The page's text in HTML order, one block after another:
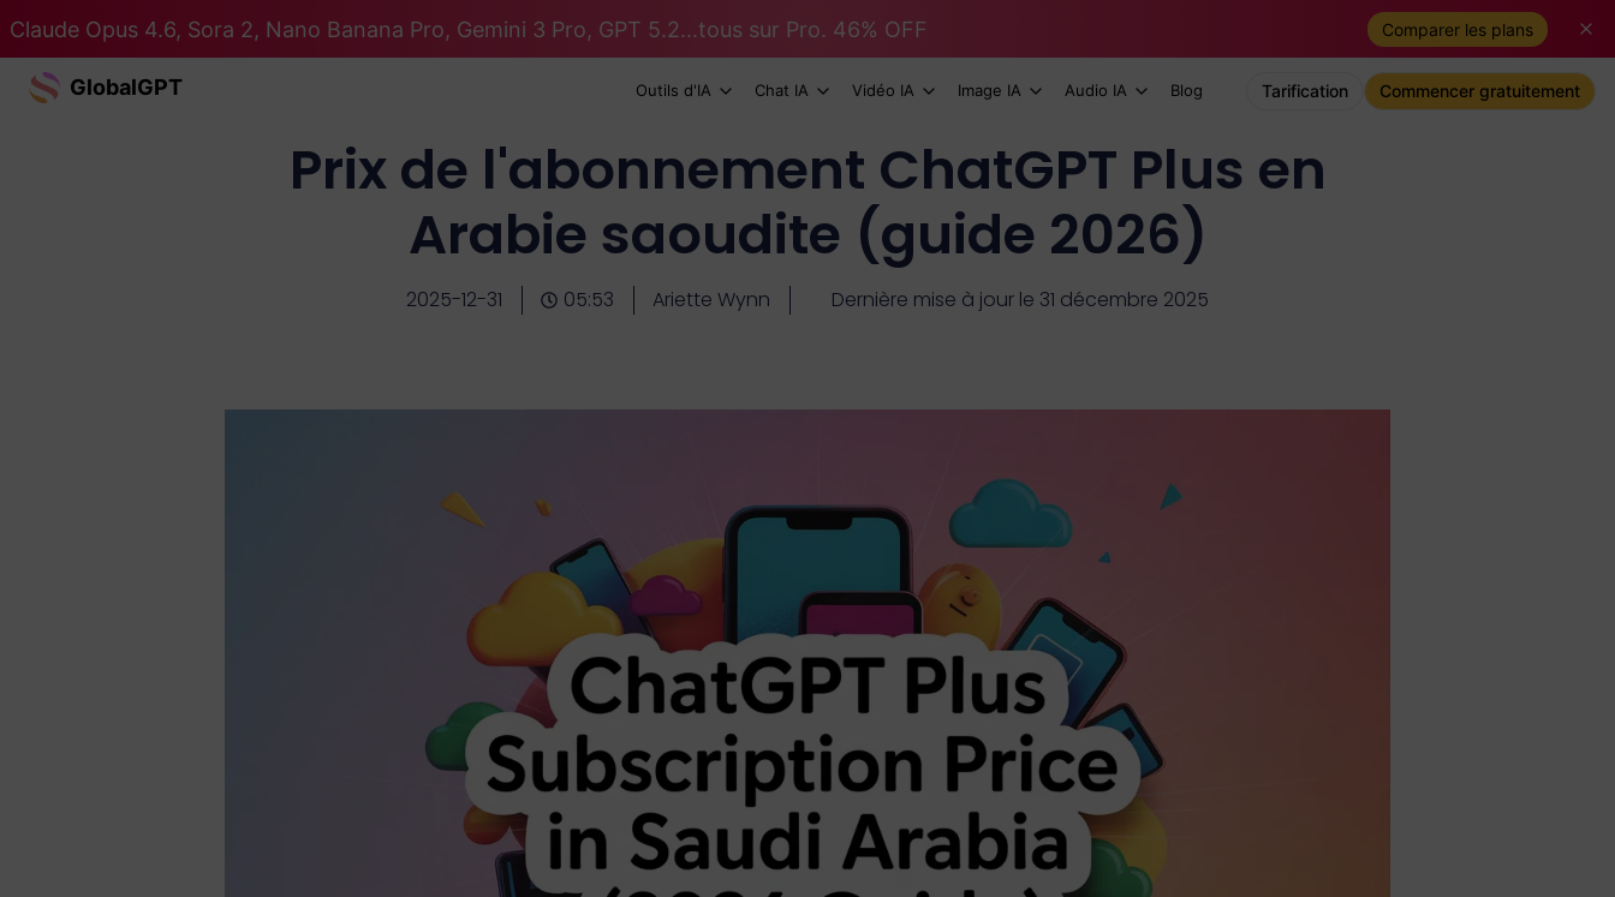
Claude Opus 4.6, Sora 2, Nano Banana Pro, Gemini 3 Pro, GPT 5.2...tous sur Pro. 46% OFF Comparer les plans
GlobalGPT Outils d'IA Chat IA Vidéo IA Image IA Audio IA Blog Tarification Commencer gratuitement
Prix de l'abonnement ChatGPT Plus en
Arabie saoudite (guide 2026)
2025-12-31 05:53 Ariette Wynn Dernière mise à jour le 31 décembre 2025